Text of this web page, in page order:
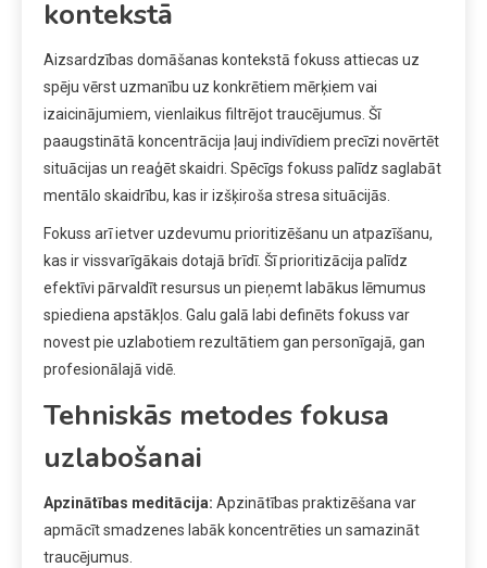
kontekstā
Aizsardzības domāšanas kontekstā fokuss attiecas uz
spēju vērst uzmanību uz konkrētiem mērķiem vai
izaicinājumiem, vienlaikus filtrējot traucējumus. Šī
paaugstinātā koncentrācija ļauj indivīdiem precīzi novērtēt
situācijas un reaģēt skaidri. Spēcīgs fokuss palīdz saglabāt
mentālo skaidrību, kas ir izšķiroša stresa situācijās.
Fokuss arī ietver uzdevumu prioritizēšanu un atpazīšanu,
kas ir vissvarīgākais dotajā brīdī. Šī prioritizācija palīdz
efektīvi pārvaldīt resursus un pieņemt labākus lēmumus
spiediena apstākļos. Galu galā labi definēts fokuss var
novest pie uzlabotiem rezultātiem gan personīgajā, gan
profesionālajā vidē.
Tehniskās metodes fokusa
uzlabošanai
Apzinātības meditācija: Apzinātības praktizēšana var
apmācīt smadzenes labāk koncentrēties un samazināt
traucējumus.